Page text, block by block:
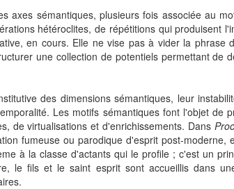
axes sémantiques, plusieurs fois associée au
hétéroclites, de répétitions qui produisent
en cours. Elle ne vise pas à vider la
une collection de potentiels permettant de
des dimensions sémantiques, leur
Les motifs sémantiques font l'objet de
de virtualisations et d'enrichissements. Dans
fumeuse ou parodique d'esprit post-
à la classe d'actants qui le profile ; c'est un
le fils et le saint esprit sont accueillis dans